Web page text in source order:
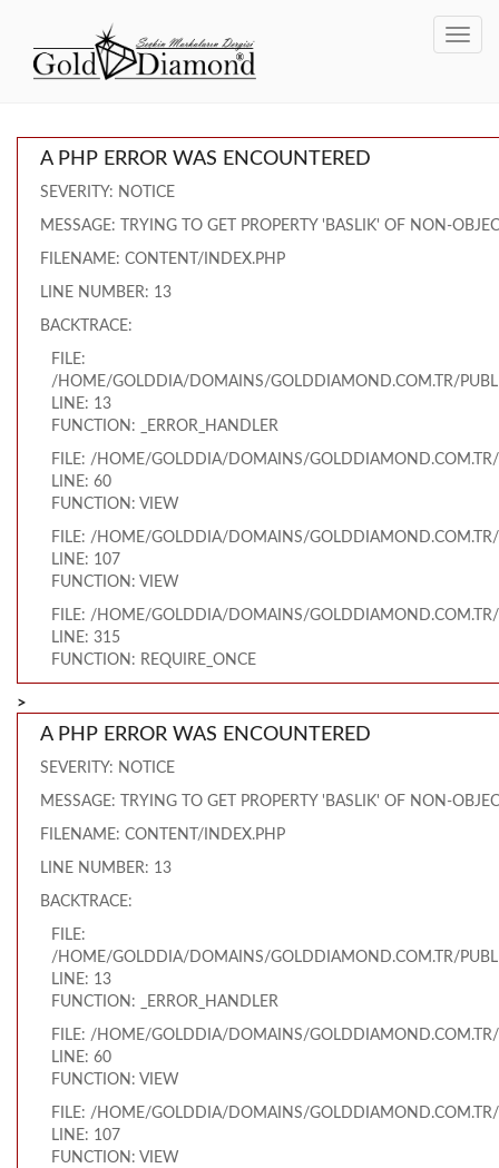
A PHP ERROR WAS ENCOUNTERED
SEVERITY: NOTICE
MESSAGE: TRYING TO GET PROPERTY 'BASLIK' OF NON-
FILENAME: CONTENT/INDEX.PHP
LINE NUMBER: 13
BACKTRACE:
FILE:
/HOME/GOLDDIA/DOMAINS/GOLDDIAMOND.COM.TR/
LINE: 13
FUNCTION: _ERROR_HANDLER
FILE: /HOME/GOLDDIA/DOMAINS/
LINE: 60
FUNCTION: VIEW
FILE: /HOME/GOLDDIA/DOMAINS/GOLDDIAMOND.COM.TR/
LINE: 107
FUNCTION: VIEW
FILE: /HOME/GOLDDIA/DOMAINS/
LINE: 315
FUNCTION: REQUIRE_ONCE
>
A PHP ERROR WAS ENCOUNTERED
SEVERITY: NOTICE
MESSAGE: TRYING TO GET PROPERTY 'BASLIK' OF NON-
FILENAME: CONTENT/INDEX.PHP
LINE NUMBER: 13
BACKTRACE:
FILE:
/HOME/GOLDDIA/DOMAINS/GOLDDIAMOND.COM.TR/
LINE: 13
FUNCTION: _ERROR_HANDLER
FILE: /HOME/GOLDDIA/DOMAINS/
LINE: 60
FUNCTION: VIEW
FILE: /HOME/GOLDDIA/DOMAINS/GOLDDIAMOND.COM.TR/
LINE: 107
FUNCTION: VIEW